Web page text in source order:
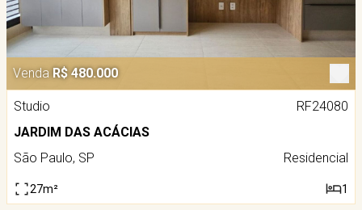
Venda R$ 480.000
Studio
RF24080
JARDIM DAS ACÁCIAS
São Paulo, SP
Residencial
27m² 1